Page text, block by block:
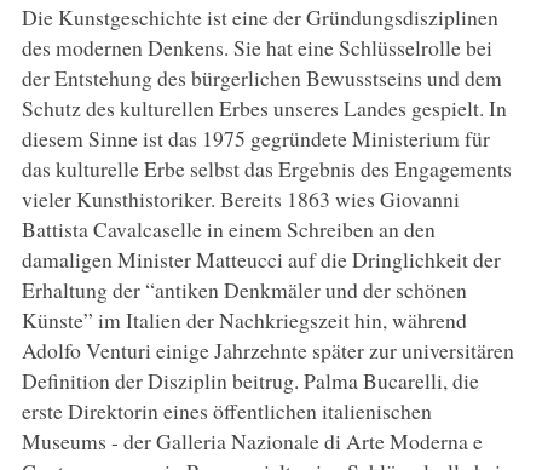
Die Kunstgeschichte ist eine der Gründungsdisziplinen
des modernen Denkens. Sie hat eine Schlüsselrolle bei
der Entstehung des bürgerlichen Bewusstseins und dem
Schutz des kulturellen Erbes unseres Landes gespielt. In
diesem Sinne ist das 1975 gegründete Ministerium für
das kulturelle Erbe selbst das Ergebnis des Engagements
vieler Kunsthistoriker. Bereits 1863 wies Giovanni
Battista Cavalcaselle in einem Schreiben an den
damaligen Minister Matteucci auf die Dringlichkeit der
Erhaltung der “antiken Denkmäler und der schönen
Künste” im Italien der Nachkriegszeit hin, während
Adolfo Venturi einige Jahrzehnte später zur universitären
Definition der Disziplin beitrug. Palma Bucarelli, die
erste Direktorin eines öffentlichen italienischen
Museums - der Galleria Nazionale di Arte Moderna e